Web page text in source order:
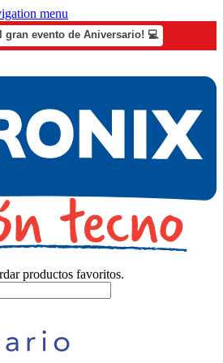
menu
gran evento de Aniversario! 💻
productos favoritos.